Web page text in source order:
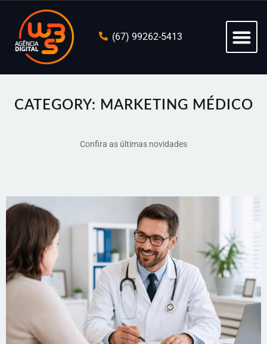
(67) 99262-5413
CATEGORY: MARKETING MÉDICO
Confira as últimas novidades